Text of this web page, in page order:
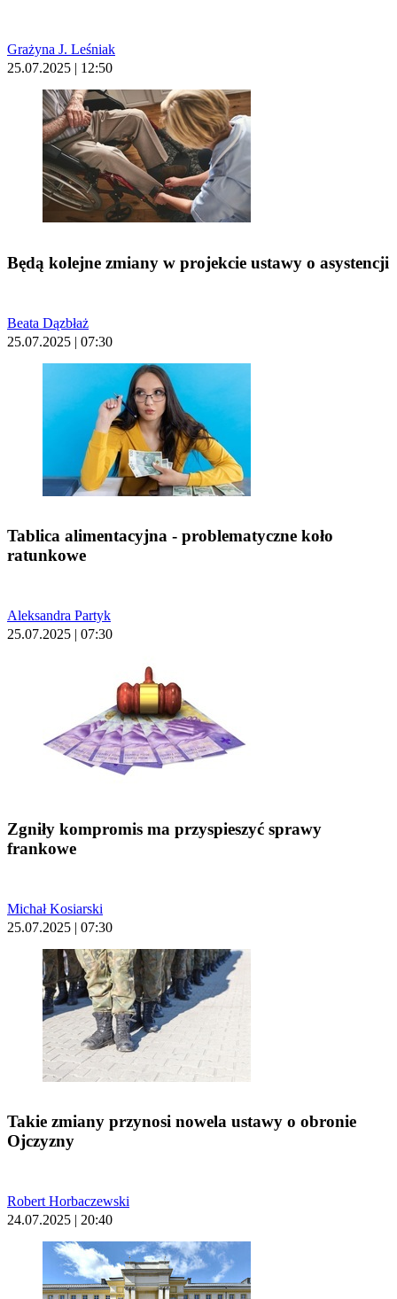
Grażyna J. Leśniak
25.07.2025 | 12:50
Będą kolejne zmiany w projekcie ustawy o asystencji
Beata Dązbłaż
25.07.2025 | 07:30
Tablica alimentacyjna - problematyczne koło
ratunkowe
Aleksandra Partyk
25.07.2025 | 07:30
Zgniły kompromis ma przyspieszyć sprawy
frankowe
Michał Kosiarski
25.07.2025 | 07:30
Takie zmiany przynosi nowela ustawy o obronie
Ojczyzny
Robert Horbaczewski
24.07.2025 | 20:40